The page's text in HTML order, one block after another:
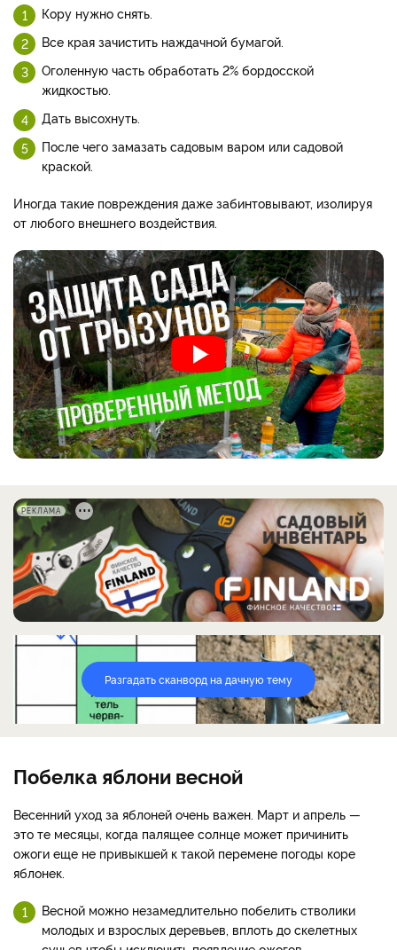
Кору нужно снять.
Все края зачистить наждачной бумагой.
Оголенную часть обработать 2% бордосской
жидкостью.
Дать высохнуть.
После чего замазать садовым варом или садовой
краской.
Иногда такие повреждения даже забинтовывают, изолируя
от любого внешнего воздействия.
РЕКЛАМА
Разгадать сканворд на дачную тему
Побелка яблони весной
Весенний уход за яблоней очень важен. Март и апрель —
это те месяцы, когда палящее солнце может причинить
ожоги еще не привыкшей к такой перемене погоды коре
яблонек.
Весной можно незамедлительно побелить стволики
молодых и взрослых деревьев, вплоть до скелетных